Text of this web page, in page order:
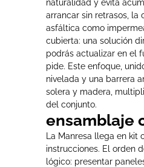
naturalidad y evita
arrancar sin retrasos, la
asfáltica como
cubierta: una solución
podrás actualizar en el
pide. Este enfoque,
nivelada y una barrera
solera y madera,
del conjunto.
ensamblaje
La Manresa llega en kit
instrucciones. El orden
lógico: presentar